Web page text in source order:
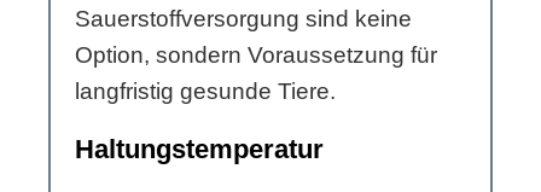
Sauerstoffversorgung sind keine
Option, sondern Voraussetzung für
langfristig gesunde Tiere.
Haltungstemperatur